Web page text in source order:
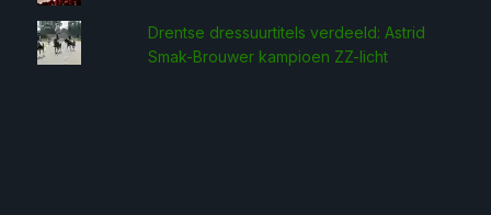
Drentse dressuurtitels verdeeld: Astrid
Smak-Brouwer kampioen ZZ-licht